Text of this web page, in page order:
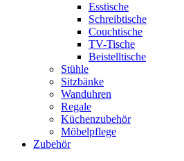
Esstische
Schreibtische
Couchtische
TV-Tische
Beistelltische
Stühle
Sitzbänke
Wanduhren
Regale
Küchenzubehör
Möbelpflege
Zubehör